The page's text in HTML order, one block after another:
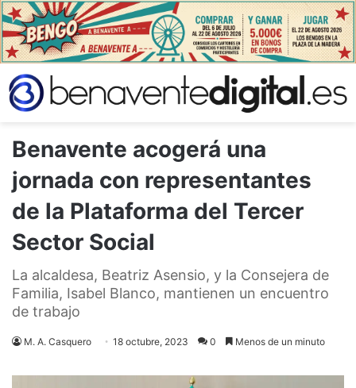
Benavente acogerá una
jornada con representantes
de la Plataforma del Tercer
Sector Social
La alcaldesa, Beatriz Asensio, y la Consejera de
Familia, Isabel Blanco, mantienen un encuentro
de trabajo
M. A. Casquero 18 octubre, 2023 0 Menos de un minuto